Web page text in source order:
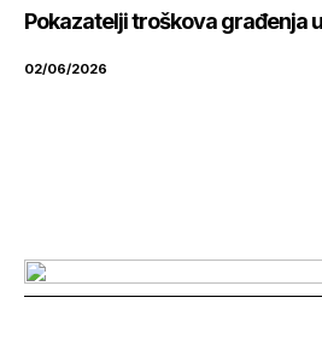
Pokazatelji troškova građenja
02/06/2026